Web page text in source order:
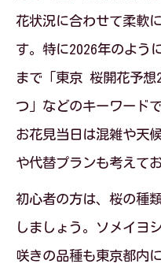
花状況に合わせて柔軟
す。特に2026年のよう
まで「東京 桜開花予
つ」などのキーワード
お花見当日は混雑や天
や代替プランも考えて
初心者の方は、桜の種
しましょう。ソメイヨ
咲きの品種も東京都内